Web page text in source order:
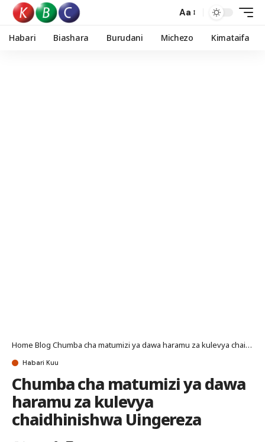
Aa
Habari Biashara Burudani Michezo Kimataifa
Home Blog Chumba cha matumizi ya dawa haramu za kulevya chaidhinishwa Uingereza
Habari Kuu
Chumba cha matumizi ya dawa
haramu za kulevya
chaidhinishwa Uingereza